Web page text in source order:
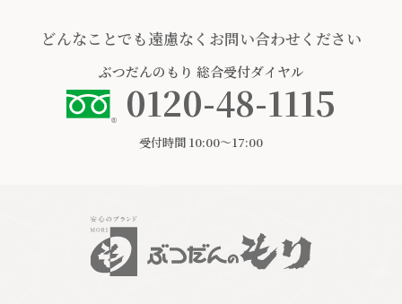
どんなことでも遠慮なくお問い合わせください
ぶつだんのもり 総合受付ダイヤル
0120-48-1115
受付時間 10:00〜17:00